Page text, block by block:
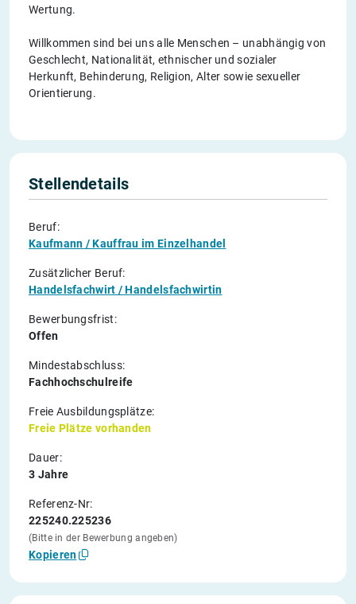
Wertung.
Willkommen sind bei uns alle Menschen – unabhängig von
Geschlecht, Nationalität, ethnischer und sozialer
Herkunft, Behinderung, Religion, Alter sowie sexueller
Orientierung.
Stellendetails
Beruf:
Kaufmann / Kauffrau im Einzelhandel
Zusätzlicher Beruf:
Handelsfachwirt / Handelsfachwirtin
Bewerbungsfrist:
Offen
Mindestabschluss:
Fachhochschulreife
Freie Ausbildungsplätze:
Freie Plätze vorhanden
Dauer:
3 Jahre
Referenz-Nr:
225240.225236
(Bitte in der Bewerbung angeben)
Kopieren